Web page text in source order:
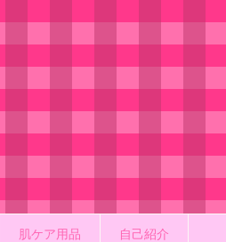
肌ケア用品 自己紹介